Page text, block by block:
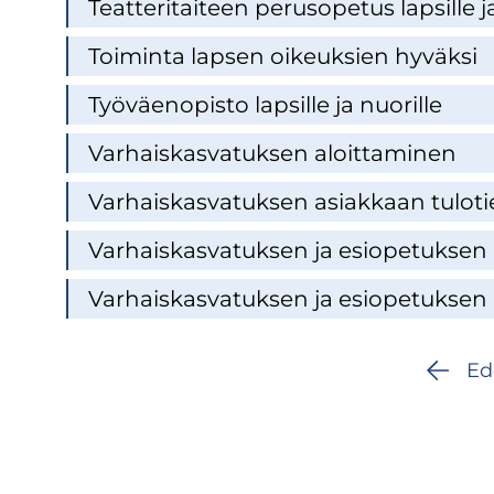
Teat­te­ri­tai­teen pe­rus­o­pe­tus lap­sil­le
Toi­min­ta lap­sen oi­keuk­sien hy­väk­si
Työ­väen­opis­to lap­sil­le ja nuo­ril­le
Var­hais­kas­va­tuk­sen aloit­ta­mi­nen
Var­hais­kas­va­tuk­sen asiak­kaan
Var­hais­kas­va­tuk­sen ja
Var­hais­kas­va­tuk­sen ja